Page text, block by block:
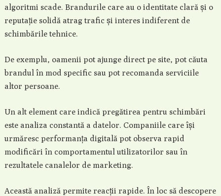
algoritmi scade. Brandurile care au o identitate clară și o
reputație solidă atrag trafic și interes indiferent de
schimbările tehnice.
De exemplu, oamenii pot ajunge direct pe site, pot căuta
brandul în mod specific sau pot recomanda serviciile
altor persoane.
Un alt element care indică pregătirea pentru schimbări
este analiza constantă a datelor. Companiile care își
urmăresc performanța digitală pot observa rapid
modificări în comportamentul utilizatorilor sau în
rezultatele canalelor de marketing.
Această analiză permite reacții rapide. În loc să descopere